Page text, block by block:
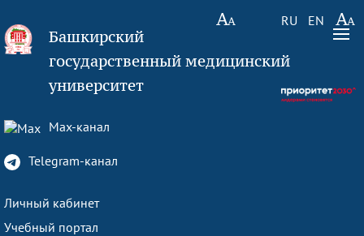
RU EN
Башкирский
государственный медицинский
университет
Max-канал
Telegram-канал
Личный кабинет
Учебный портал